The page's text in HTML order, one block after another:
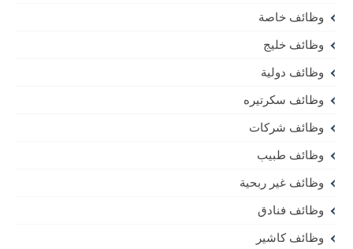
وظائف خاصة
وظائف خليج
وظائف دولية
وظائف سكرتيره
وظائف شركات
وظائف طبيب
وظائف غير ربحية
وظائف فنادق
وظائف كاشير